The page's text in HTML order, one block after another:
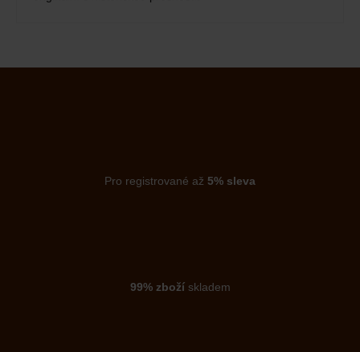
Pro registrované až 5% sleva
99% zbožískladem